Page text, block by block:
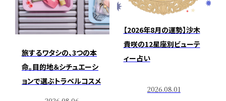
旅するワタシの、3つの本
命。目的地＆シチュエーシ
ョンで選ぶトラベルコスメ
【2026年8月の運勢】沙木
貴咲の12星座別ビューテ
ィー占い
2026.08.01